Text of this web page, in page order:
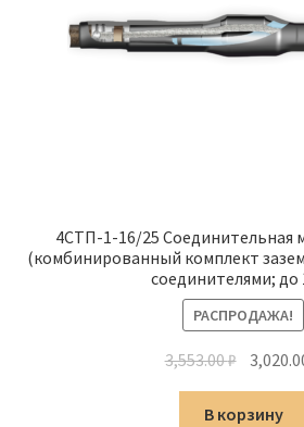
4СТП-1-16/25 Соединительная
(комбинированный комплект
соединителями; до
РАСПРОДАЖА!
3,553.00₽
В корзину